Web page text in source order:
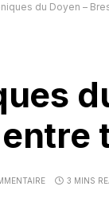
du Doyen –
3 MINS